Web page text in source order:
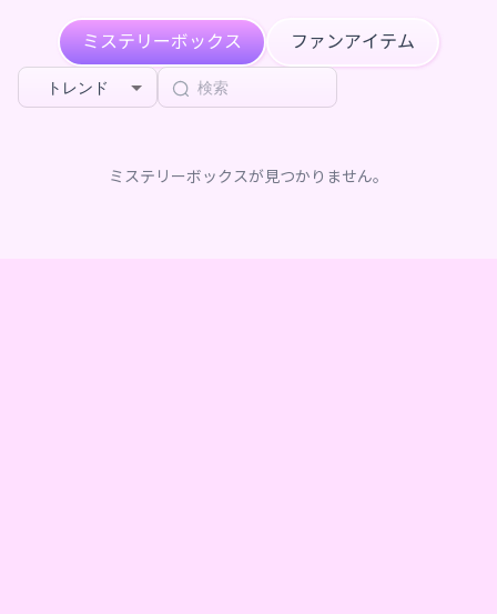
ミステリーボックス ファンアイテム
トレンド
ミステリーボックスが見つかりません。